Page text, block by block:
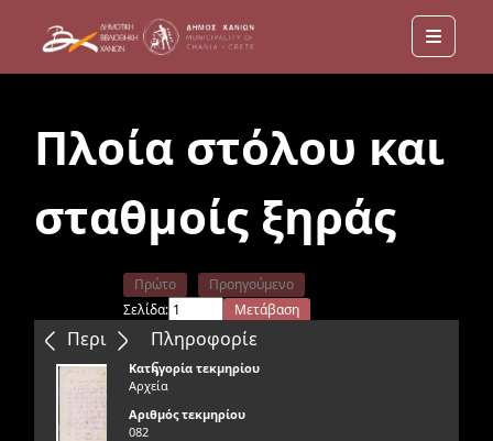
Menu
Πλοία στόλου και
σταθμοίς ξηράς
Περιεχόμενα
Πρώτο
Προηγούμενο
Σελίδα:
Μετάβαση
Επόμενο
Τελευταίο
Πληροφορίε
ς
Κατηγορία τεκμηρίου
Αρχεία
Αριθμός τεκμηρίου
082